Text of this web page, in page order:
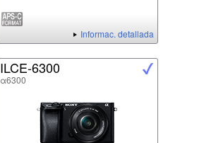
Informac. detallada
ILCE-6300
α6300